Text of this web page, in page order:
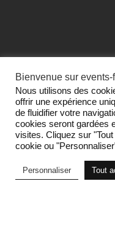
Bienvenue sur
Nous utilisons des
offrir une expérience
de fluidifier votre
cookies seront gardées
visites. Cliquez sur
cookie ou
Personnaliser Tout